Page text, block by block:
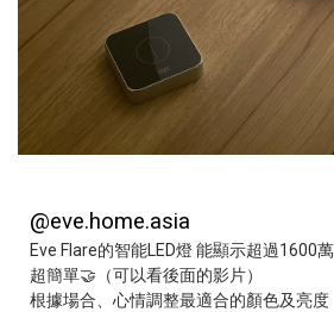
@eve.home.asia
Eve Flare的智能LED燈能顯示超過1600
超簡單🤝 （可以看後面的影片）
根據場合、心情調整最適合的顏色及亮度